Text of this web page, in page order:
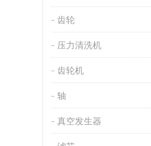
齿轮
压力清洗机
齿轮机
轴
真空发生器